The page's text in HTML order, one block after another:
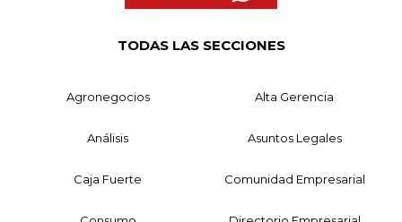
TODAS LAS SECCIONES
Agronegocios Alta Gerencia
Análisis Asuntos Legales
Caja Fuerte Comunidad Empresarial